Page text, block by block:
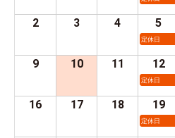
2 3 4 5
定休日
9 10 11 12
定休日
16 17 18 19
定休日